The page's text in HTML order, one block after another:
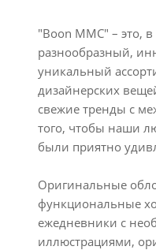
"Boon MMC" – это,
разнообразный,
уникальный
дизайнерских
свежие тренды с
того, чтобы наши
были приятно
Оригинальные
функциональные
ежедневники с
иллюстрациями,